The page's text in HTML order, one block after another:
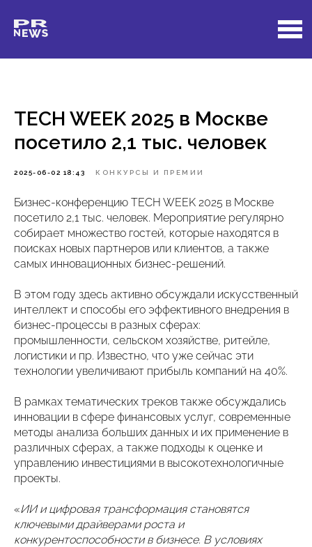
TECH WEEK 2025 в Москве
посетило 2,1 тыс. человек
2025-06-02 18:43 КОНКУРСЫ И ПРЕМИИ
Бизнес-конференцию TECH WEEK 2025 в Москве
посетило 2,1 тыс. человек. Мероприятие регулярно
собирает множество гостей, которые находятся в
поисках новых партнеров или клиентов, а также
самых инновационных бизнес-решений.
В этом году здесь активно обсуждали искусственный
интеллект и способы его эффективного внедрения в
бизнес-процессы в разных сферах:
промышленности, сельском хозяйстве, ритейле,
логистики и пр. Известно, что уже сейчас эти
технологии увеличивают прибыль компаний на 40%.
В рамках тематических треков также обсуждались
инновации в сфере финансовых услуг, современные
методы анализа больших данных и их применение в
различных сферах, а также подходы к оценке и
управлению инвестициями в высокотехнологичные
проекты.
«ИИ и цифровая трансформация становятся
ключевыми драйверами роста и
конкурентоспособности в бизнесе. В условиях